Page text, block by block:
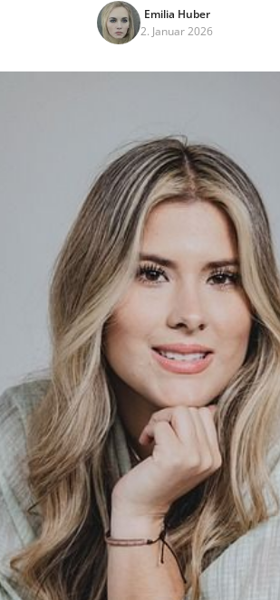
Emilia Huber
2. Januar 2026